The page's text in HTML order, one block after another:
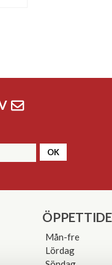
OK
Mån-fre
Lördag